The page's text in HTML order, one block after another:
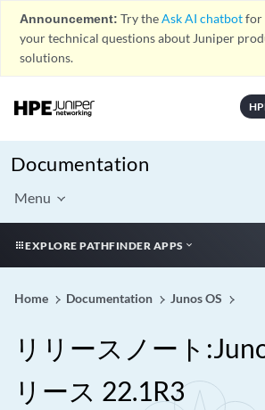
Announcement: Try theAsk AI chatbotfor
your technical questions about Juniper
solutions.
Documentation
Menu
EXPLORE PATHFINDER APPS
Home Documentation Junos OS
リリースノート
リース 22.1R3